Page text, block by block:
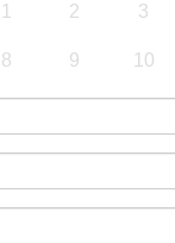
1 2 3
8 9 10